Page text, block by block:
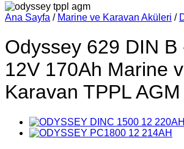
Ana Sayfa / Marine ve Karavan Aküleri /
Odyssey 629 DIN B
12V 170Ah Marine
Karavan TPPL AGM